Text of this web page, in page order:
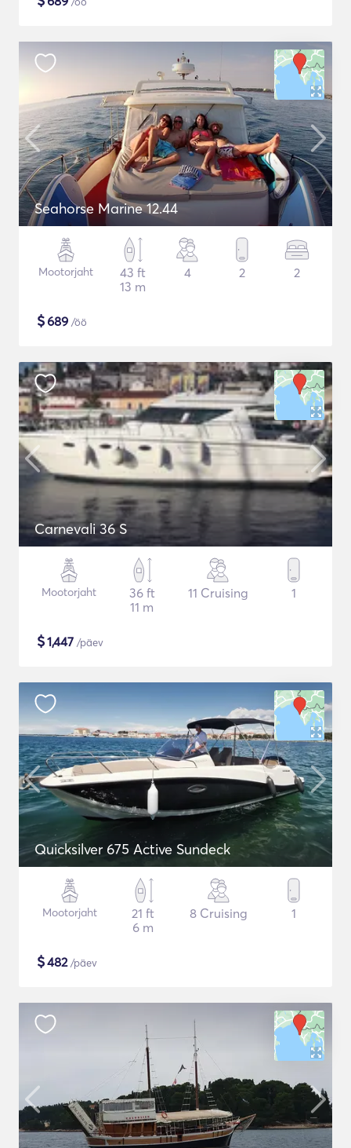
Seahorse Marine 12.44
Mootorjaht
43 ft
13 m
4 2 2
$689 /öö
Carnevali 36 S
Mootorjaht
36 ft
11 m
11 Cruising 1
$1,447 /päev
Quicksilver 675 Active Sundeck
Mootorjaht
21 ft
6 m
8 Cruising 1
$482/päev